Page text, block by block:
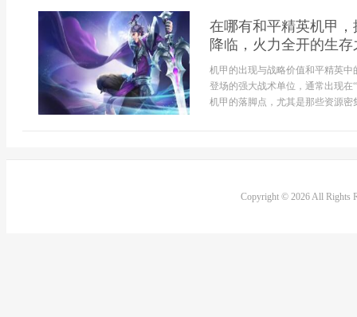
在哪有和平精英机甲
降临，火力全开的生存
机甲的出现与战略价值和平精英
登场的强大战术单位，通常出现
机甲的落脚点，尤其是那些资源
Copyright © 2026 All Rights